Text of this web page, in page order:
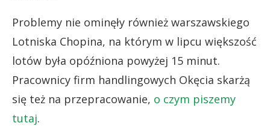
Problemy nie ominęły również warszawskiego
Lotniska Chopina, na którym w lipcu większość
lotów była opóźniona powyżej 15 minut.
Pracownicy firm handlingowych Okęcia skarżą
się też na przepracowanie, o czym piszemy
tutaj.